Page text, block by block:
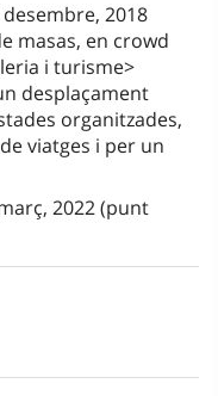
desembre, 2018
masas, en crowd
i turisme>
desplaçament
organitzades,
viatges i per un
2022 (punt